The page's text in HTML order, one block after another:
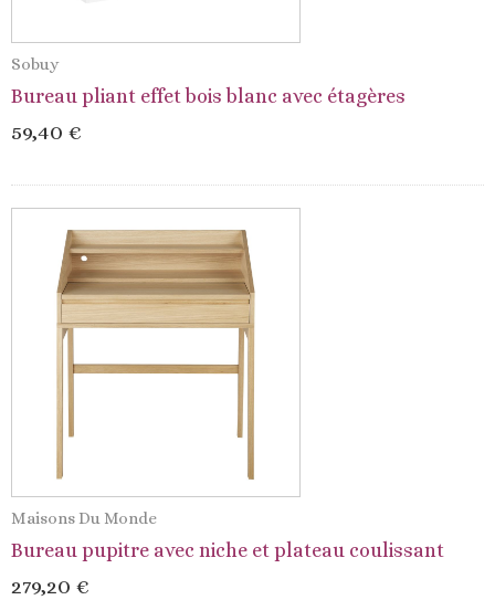
Sobuy
Bureau pliant effet bois blanc avec étagères
59,40 €
Maisons Du Monde
Bureau pupitre avec niche et plateau coulissant
279,20 €